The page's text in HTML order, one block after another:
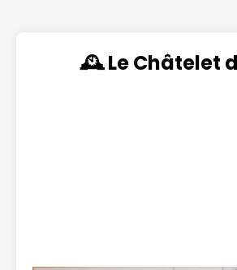
🕰️ Le Châtelet